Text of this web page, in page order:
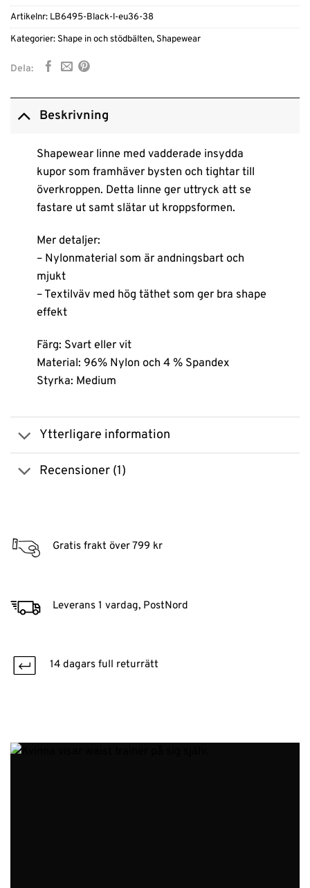
Artikelnr: LB6495-Black-l-eu36-38
Kategorier: Shape in och stödbälten, Shapewear
Dela:
Beskrivning
Shapewear linne med vadderade insydda
kupor som framhäver bysten och tightar till
överkroppen. Detta linne ger uttryck att se
fastare ut samt slätar ut kroppsformen.
Mer detaljer:
– Nylonmaterial som är andningsbart och
mjukt
– Textilväv med hög täthet som ger bra shape
effekt
Färg: Svart eller vit
Material: 96% Nylon och 4 % Spandex
Styrka: Medium
Ytterligare information
Recensioner (1)
Gratis frakt över 799 kr
Leverans 1 vardag, PostNord
14 dagars full returrätt